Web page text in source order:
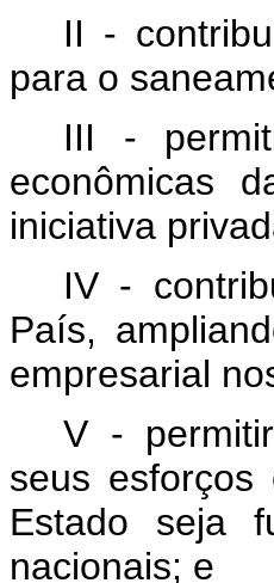
II -
para o
III -
econômicas
iniciativa
IV -
País,
empresarial
V -
seus
Estado seja
nacionais; e